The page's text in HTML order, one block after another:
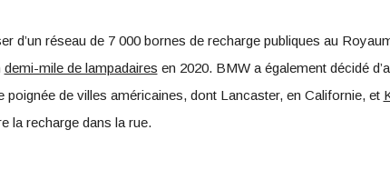
d’un réseau de 7 000 bornes de recharge publiques au
demi-mile de lampadaires en 2020. BMW a également décidé
poignée de villes américaines, dont Lancaster, en Californie, et
la recharge dans la rue.